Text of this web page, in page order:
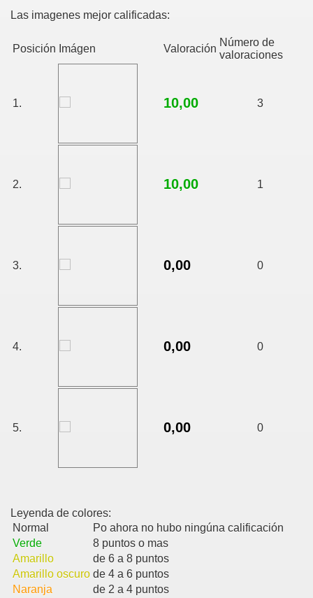
Las imagenes mejor calificadas:
Posición Imágen Valoración
Número de
valoraciones
1. 10,00 3
2. 10,00 1
3. 0,00 0
4. 0,00 0
5. 0,00 0
Leyenda de colores:
Normal
Po ahora no hubo ningúna calificación
Verde
8 puntos o mas
Amarillo
de 6 a 8 puntos
Amarillo oscuro de 4 a 6 puntos
Naranja
de 2 a 4 puntos